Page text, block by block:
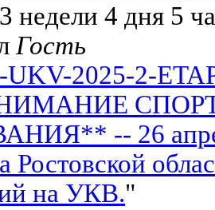
недели 4 дня 5
Гость
UKV-2025-2-
-- 26
Ростовской
на УКВ."